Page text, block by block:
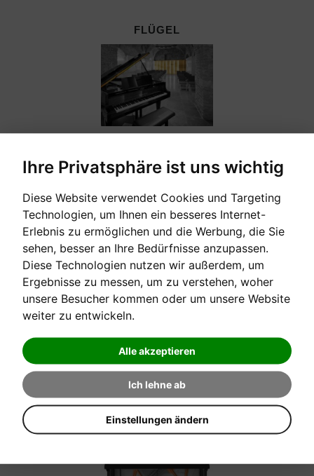
Ihre Privatsphäre ist uns wichtig
Diese Website verwendet Cookies und Targeting
Technologien, um Ihnen ein besseres Internet-
Erlebnis zu ermöglichen und die Werbung, die Sie
sehen, besser an Ihre Bedürfnisse anzupassen.
Diese Technologien nutzen wir außerdem, um
Ergebnisse zu messen, um zu verstehen, woher
unsere Besucher kommen oder um unsere Website
weiter zu entwickeln.
Alle akzeptieren
Ich lehne ab
Einstellungen ändern
FLÜGEL
GEBRAUCHTE KLAVIERE
PIANOS